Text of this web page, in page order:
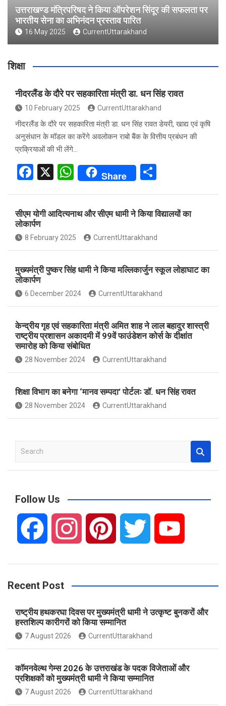
उत्तराखण्ड मंत्रिपरिषद ने किया ऑपरेशन सिंदूर की सफलता पर
भारतीय सेना का अभिनंदन प्रस्ताव पारित
16 May 2025 CurrentUttarakhand
शिक्षा
नीदरलैंड के दौरे पर सहकारिता मंत्री डा. धन सिंह रावत
10 February 2025 CurrentUttarakhand
नीदरलैंड के दौरे पर सहकारिता मंत्री डा. धन सिंह रावत डेयरी, खाद्य एवं कृषि
अनुसंधान के मॉडल का करेंगे अवलोकन राबो बैंक के वित्तीय प्रबंधन की
प्रक्रियाओं की भी लेंगे…
F
ce
b
o
o
k
X
W
s
A
p
p
Share
ar
e
सीएम योगी आदित्यनाथ और सीएम धामी ने किया विद्यालयों का
लोकार्पण
8 February 2025 CurrentUttarakhand
मुख्यमंत्री पुष्कर सिंह धामी ने किया मल्लिकार्जुन स्कूल लोहाघाट का
लोकार्पण
6 December 2024 CurrentUttarakhand
केन्द्रीय गृह एवं सहकारिता मंत्री अमित शाह ने लाल बहादुर शास्त्री
राष्ट्रीय प्रशासन अकादमी में 99वें फाउंडेशन कोर्स के दीक्षांत
समारोह को किया संबोधित
28 November 2024 CurrentUttarakhand
शिक्षा विभाग का बनेगा ‘मानव सम्पदा’ पोर्टलः डॉ. धन सिंह रावत
28 November 2024 CurrentUttarakhand
a
c
Follow Us
c
e
b
o
s
t
a
g
n
t
e
r
i
t
e
u
u
Recent Post
राष्ट्रीय हथकरघा दिवस पर मुख्यमंत्री धामी ने उत्कृष्ट बुनकरों और
हस्तशिल्प कारीगरों को किया सम्मानित
7 August 2026 CurrentUttarakhand
कॉमनवेल्थ गेम्स 2026 के उत्तराखंड के पदक विजेताओं और
प्रशिक्षकों को मुख्यमंत्री धामी ने किया सम्मानित
7 August 2026 CurrentUttarakhand